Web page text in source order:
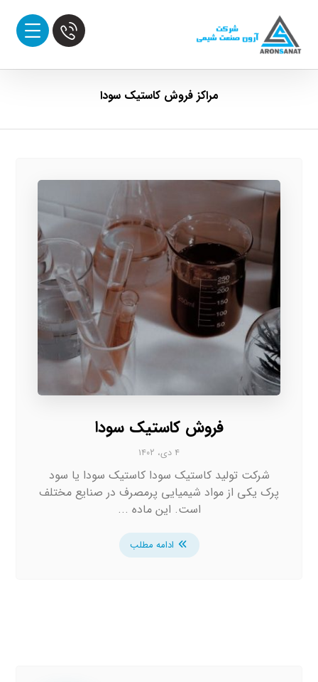
مراکز فروش کاستیک سودا
فروش کاستیک سودا
۴ دی، ۱۴۰۲
شرکت تولید کاستیک سودا کاستیک سودا یا سود
پرک یکی از مواد شیمیایی پرمصرف در صنایع مختلف
است. این ماده ...
ادامه مطلب